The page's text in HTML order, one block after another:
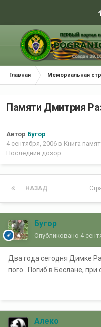
Главная Мемориальная
Памяти Дмитрия
Автор Бугор
4 сентября, 2006 в Книга
Последний дозор...
НАЗАД
Бугор
Опубликовано 4
Два года сегодня Димке
пого.. Погиб в Беслане,
Алеко